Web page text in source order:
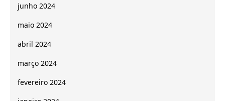
junho 2024
maio 2024
abril 2024
março 2024
fevereiro 2024